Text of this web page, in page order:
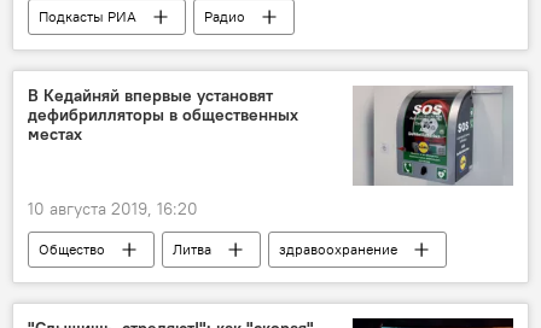
Подкасты РИА Радио
В Кедайняй впервые установят
дефибрилляторы в общественных
местах
10 августа 2019, 16:20
Общество Литва
здравоохранение
Кедайняй